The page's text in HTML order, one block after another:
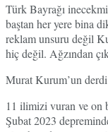
Türk Bayrağı
baştan her yere bina
reklam unsuru değil
hiç değil. Ağzından
Murat Kurum’un
11 ilimizi vuran ve on
Şubat 2023